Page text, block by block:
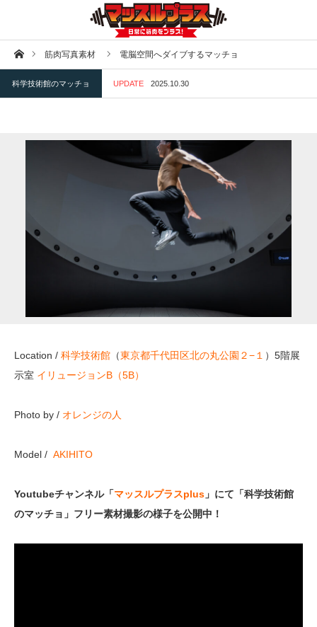
ホーム筋肉写真素材 電脳空間へダイブするマッチョ
科学技術館のマッチョ UPDATE 2025.10.30
Location / 科学技術館 （東京都千代田区北の丸公園２−１ ）5階展
示室 イリュージョンB（5B）
Photo by / オレンジの人
Model / AKIHITO
Youtubeチャンネル「マッスルプラスplus 」にて「科学技術館
のマッチョ」フリー素材撮影の様子を公開中！